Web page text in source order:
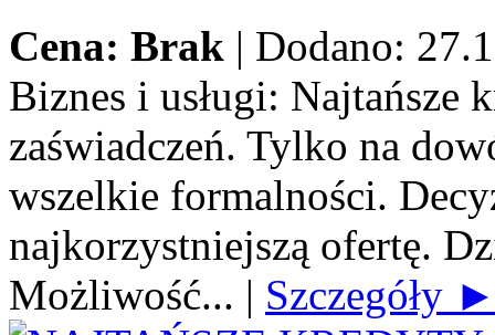
Cena: Brak | Dodano:
Biznes i usługi: Najtańsze
zaświadczeń. Tylko na
wszelkie formalności.
najkorzystniejszą ofertę.
Możliwość... | Szczegóły